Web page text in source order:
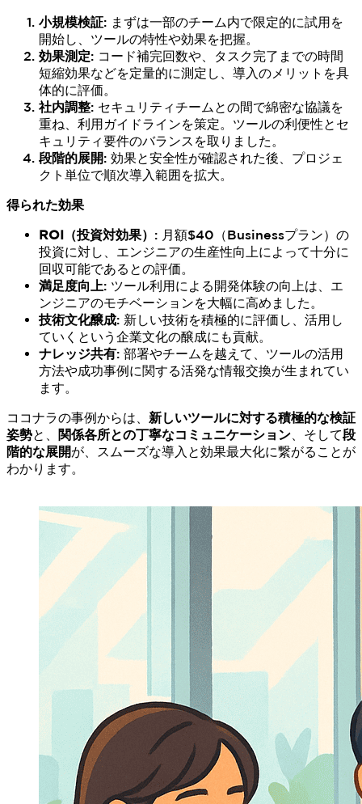
小規模検証: まずは一部のチーム内で限定的に試用を
開始し、ツールの特性や効果を把握。
効果測定: コード補完回数や、タスク完了までの時間
短縮効果などを定量的に測定し、導入のメリットを具
体的に評価。
社内調整: セキュリティチームとの間で綿密な協議を
重ね、利用ガイドラインを策定。ツールの利便性とセ
キュリティ要件のバランスを取りました。
段階的展開: 効果と安全性が確認された後、プロジェ
クト単位で順次導入範囲を拡大。
得られた効果
ROI（投資対効果） : 月額$40（Businessプラン）の
投資に対し、エンジニアの生産性向上によって十分に
回収可能であるとの評価。
満足度向上: ツール利用による開発体験の向上は、エ
ンジニアのモチベーションを大幅に高めました。
技術文化醸成: 新しい技術を積極的に評価し、活用し
ていくという企業文化の醸成にも貢献。
ナレッジ共有: 部署やチームを越えて、ツールの活用
方法や成功事例に関する活発な情報交換が生まれてい
ます。
ココナラの事例からは、 新しいツールに対する積極的な検証
姿勢と、 関係各所との丁寧なコミュニケーション 、そして段
階的な展開が、スムーズな導入と効果最大化に繋がることが
わかります。